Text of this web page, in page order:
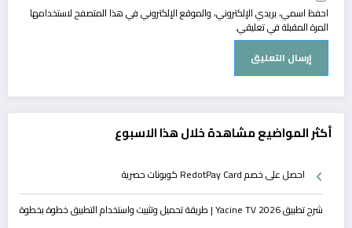
احفظ اسمي، بريدي الإلكتروني، والموقع الإلكتروني في هذا المتصفح لاستخدامها
المرة المقبلة في تعليقي.
أكثر المواضيع مشاهدة خلال هذا الاسبوع
احصل على خصم RedotPay Card كوبونات حصرية
شرح تطبيق Yacine TV 2026 | طريقة تحميل وتثبيت واستخدام التطبيق خطوة بخطوة